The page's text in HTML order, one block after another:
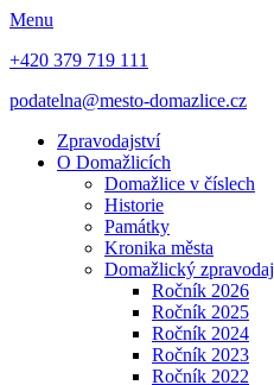
Menu
+420 379 719 111
podatelna@mesto-domazlice.cz
Zpravodajství
O Domažlicích
Domažlice v číslech
Historie
Památky
Kronika města
Domažlický zpravodaj
Ročník 2026
Ročník 2025
Ročník 2024
Ročník 2023
Ročník 2022